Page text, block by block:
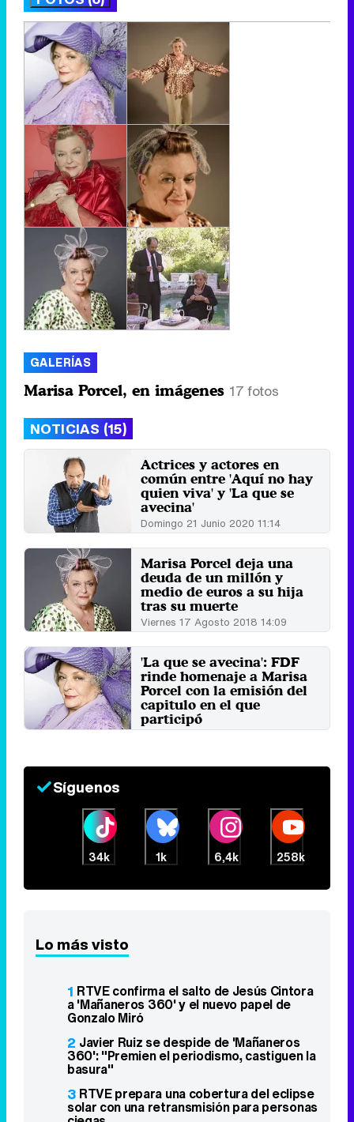
GALERÍAS
Marisa Porcel, en imágenes 17 fotos
NOTICIAS (15)
Actrices y actores en
común entre 'Aquí no hay
quien viva' y 'La que se
avecina'
Domingo 21 Junio 2020 11:14
Marisa Porcel deja una
deuda de un millón y
medio de euros a su hija
tras su muerte
Viernes 17 Agosto 2018 14:09
'La que se avecina': FDF
rinde homenaje a Marisa
Porcel con la emisión del
capitulo en el que
participó
Jueves 16 Agosto 2018 14:17
Síguenos
34k 1k 6,4k 258k
Lo más visto
1 RTVE confirma el salto de Jesús Cintora
a 'Mañaneros 360' y el nuevo papel de
Gonzalo Miró
2 Javier Ruiz se despide de 'Mañaneros
360': "Premien el periodismo, castiguen la
basura"
3 RTVE prepara una cobertura del eclipse
solar con una retransmisión para personas